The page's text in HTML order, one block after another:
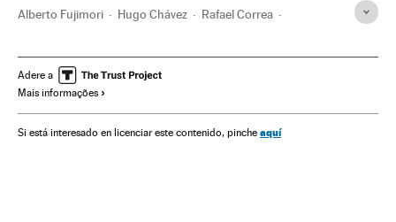
Alberto Fujimori Hugo Chávez Rafael Correa
Política
Adere a
Mais informações
Si está interesado en licenciar este contenido, pinche aquí